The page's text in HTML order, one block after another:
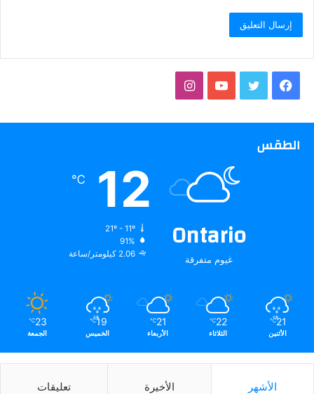
فيسبوك تويتر يوتيوبانستقرام
الطقس
Ontario
غيوم متفرقة
12
℃
21º - 11º
91%
2.06 كيلومتر/ساعة
21
℃
الأثنين
22
℃
الثلاثاء
21
℃
الأربعاء
19
℃
الخميس
23
℃
الجمعة
الأشهر الأخيرة تعليقات